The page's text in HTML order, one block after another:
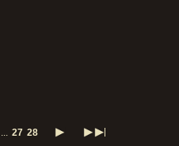
... 27 28